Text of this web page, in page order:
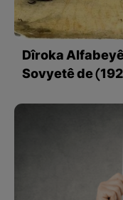
Dîroka
Sovyetê de